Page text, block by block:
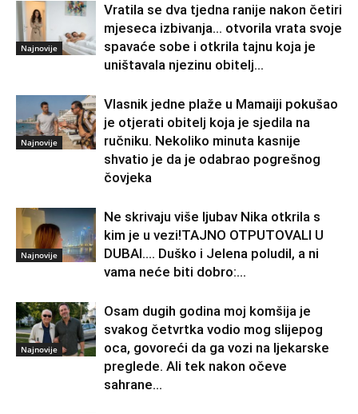
Najnovije
Vratila se dva tjedna ranije nakon četiri
mjeseca izbivanja… otvorila vrata svoje
spavaće sobe i otkrila tajnu koja je
uništavala njezinu obitelj…
Najnovije
Vlasnik jedne plaže u Mamaiji pokušao
je otjerati obitelj koja je sjedila na
ručniku. Nekoliko minuta kasnije
shvatio je da je odabrao pogrešnog
čovjeka
Najnovije
Ne skrivaju više ljubav Nika otkrila s
kim je u vezi!TAJNO OTPUTOVALI U
DUBAI…. Duško i Jelena poludil, a ni
vama neće biti dobro:...
Najnovije
Osam dugih godina moj komšija je
svakog četvrtka vodio mog slijepog
oca, govoreći da ga vozi na ljekarske
preglede. Ali tek nakon očeve
sahrane...